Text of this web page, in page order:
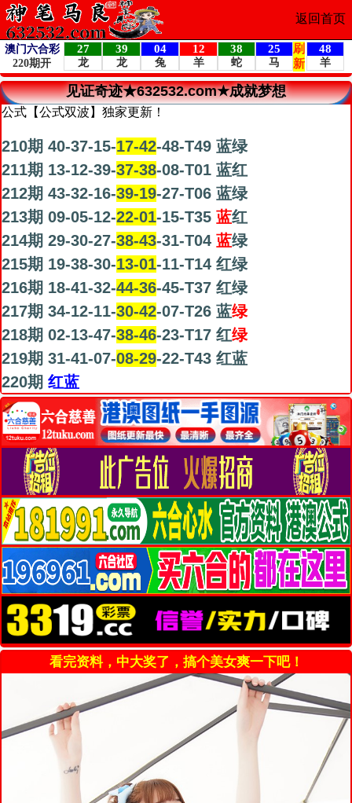
返回首页
见证奇迹★632532.com★成就梦想
公式【公式双波】独家更新！
210期 40-37-15-17-42-48-T49 蓝绿
211期 13-12-39-37-38-08-T01 蓝红
212期 43-32-16-39-19-27-T06 蓝绿
213期 09-05-12-22-01-15-T35 蓝红
214期 29-30-27-38-43-31-T04 蓝绿
215期 19-38-30-13-01-11-T14 红绿
216期 18-41-32-44-36-45-T37 红绿
217期 34-12-11-30-42-07-T26 蓝绿
218期 02-13-47-38-46-23-T17 红绿
219期 31-41-07-08-29-22-T43 红蓝
220期 红蓝
看完资料，中大奖了，搞个美女爽一下吧！